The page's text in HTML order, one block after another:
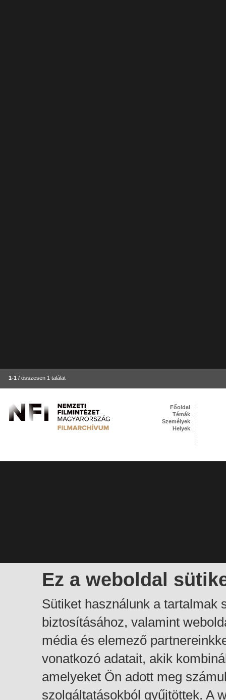
1-1 / összesen 1 találat
Ez a weboldal
Sütiket használunk a tartalmak
biztosításához, valamint
média és elemező
vonatkozó adatait, akik
amelyeket Ön adott meg
szolgáltatásokból gyűjtöttek. A
Főoldal
Témák
Személyek
Helyek